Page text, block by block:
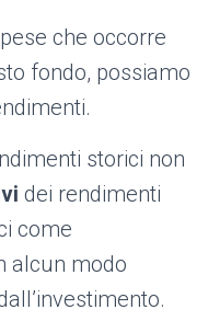
che occorre
fondo, possiamo
storici non
dei rendimenti
come
alcun modo